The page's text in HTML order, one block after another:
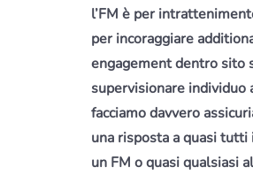
l’FM è per
per incoraggiare
engagement dentro sito
supervisionare individuo
facciamo davvero
una risposta a quasi
un FM o quasi qualsiasi